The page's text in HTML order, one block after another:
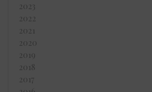
2023
2022
2021
2020
2019
2018
2017